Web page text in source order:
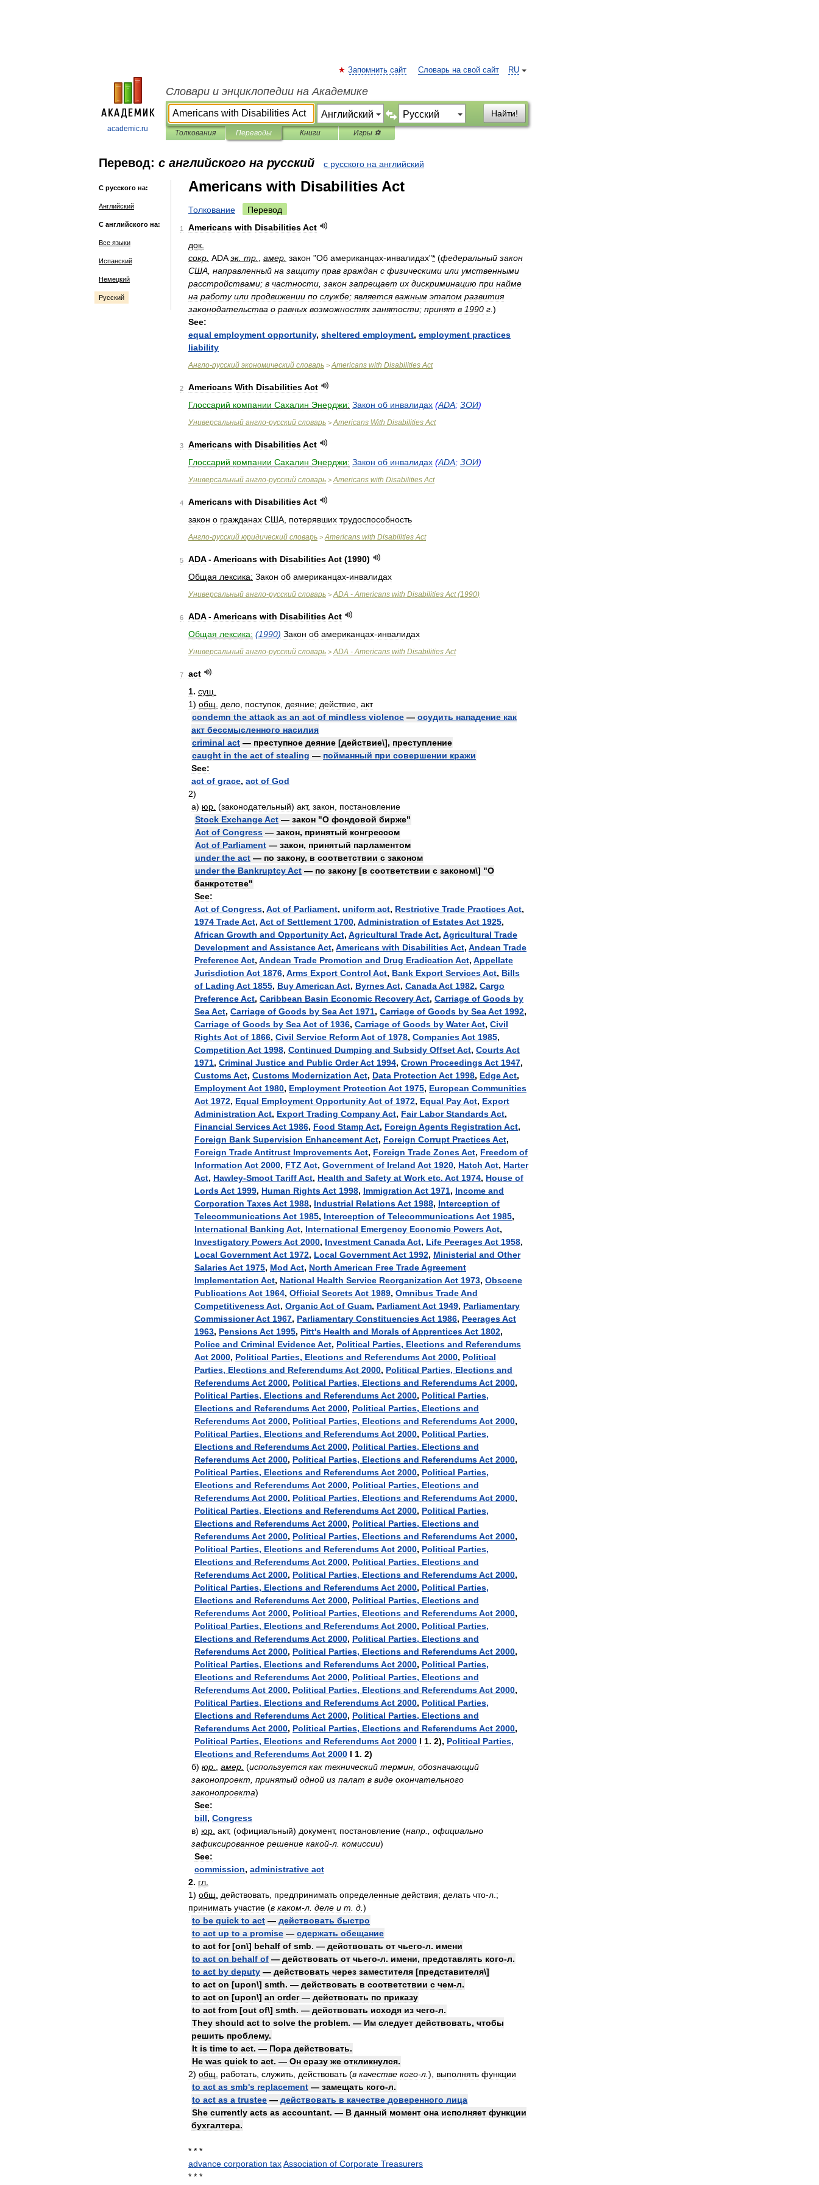
academic.ru
RU
Запомнить сайт Словарь на свой сайт
Словари и энциклопедии на Академике
Найти!
Толкования Переводы Книги Игры ⚽
Перевод: с английского на русский с русского на английский
С русского на:
Английский
С английского на:
Все языки
Испанский
Немецкий
Русский
Americans with Disabilities Act
Толкование Перевод
1 Americans with DisabilitiesAct
док
сокр ADA эк тр амер закон "Об американцах-инвалидах"* (федеральный закон
США направленный на защиту прав граждан с физическими или умственными
расстройствами; в частности закон запрещает их дискриминацию при найме
на работу или продвижении по службе; является важным этапом развития
законодательства о равных возможностях занятости; принят в 1990 г )
See:
equal employment opportunity, sheltered employment, employment practices
liability
Англо-русский экономический словарь > Americans with Disabilities Act
2 Americans With DisabilitiesAct
Глоссарий компании Сахалин Энерджи: Закон об инвалидах (ADA; ЗОИ)
Универсальный англо-русский словарь > Americans With Disabilities Act
3 Americans with DisabilitiesAct
Глоссарий компании Сахалин Энерджи: Закон об инвалидах (ADA; ЗОИ)
Универсальный англо-русский словарь > Americans with Disabilities Act
4 Americans with DisabilitiesAct
закон о гражданах США потерявших трудоспособность
Англо-русский юридический словарь > Americans with Disabilities Act
5 ADA-Americans with DisabilitiesAct (1990)
Общая лексика: Закон об американцах-инвалидах
Универсальный англо-русский словарь > ADA -Americans with Disabilities Act(1990)
6 ADA-Americans with DisabilitiesAct
Общая лексика: (1990) Закон об американцах-инвалидах
Универсальный англо-русский словарь > ADA -Americans with Disabilities Act
7
act
1. сущ
1) общ дело поступок деяние; действие акт
condemn the attack as an act of mindless violence — осудить нападение как
акт бессмысленного насилия
criminal act — преступное деяние [действие\], преступление
caught in the act of stealing — пойманный при совершении кражи
See:
act of grace, act of God
2)
а) юр (законодательный) акт, закон
постановление
Stock ExchangeAct — закон "О фондовой бирже"
Act of Congress — закон, принятый конгрессом
Act of Parliament — закон, принятый парламентом
under the act — по закону, в соответствии с законом
under the BankruptcyAct — по закону [в соответствии с законом\] "О
банкротстве"
See:
Act of Congress, Act of Parliament, uniform act, Restrictive Trade PracticesAct,
1974 TradeAct, Act of Settlement 1700, Administration of EstatesAct 1925,
African Growth and OpportunityAct, Agricultural TradeAct, Agricultural Trade
Development and AssistanceAct, Americans with DisabilitiesAct, Andean Trade
PreferenceAct, Andean Trade Promotion and Drug Eradication Act, Appellate
Jurisdiction Act 1876, Arms Export Control Act, Bank Export ServicesAct, Bills
of Lading Act 1855, BuyAmerican Act, ByrnesAct, CanadaAct 1982, Cargo
PreferenceAct, Caribbean Basin Economic RecoveryAct, Carriage of Goods by
SeaAct, Carriage of Goods by SeaAct 1971, Carriage of Goods by SeaAct 1992,
Carriage of Goods by SeaAct of 1936, Carriage of Goods by WaterAct, Civil
RightsAct of 1866, Civil Service ReformAct of 1978, CompaniesAct 1985,
Competition Act 1998, Continued Dumping and Subsidy OffsetAct, CourtsAct
1971, Criminal Justice and Public OrderAct 1994, Crown ProceedingsAct 1947,
CustomsAct, Customs Modernization Act, Data Protection Act 1998, EdgeAct,
EmploymentAct 1980, Employment Protection Act 1975, European Communities
Act 1972, Equal Employment OpportunityAct of 1972, Equal PayAct, Export
Administration Act, Export Trading CompanyAct, Fair Labor StandardsAct,
Financial ServicesAct 1986, Food Stamp Act, Foreign Agents Registration Act,
Foreign Bank Supervision EnhancementAct, Foreign Corrupt PracticesAct,
Foreign TradeAntitrust ImprovementsAct, Foreign Trade ZonesAct, Freedom of
Information Act 2000, FTZ Act, Government of Ireland Act 1920, Hatch Act, Harter
Act, Hawley-Smoot TariffAct, Health and Safety at Work etc. Act 1974, House of
LordsAct 1999, Human RightsAct 1998, Immigration Act 1971, Income and
Corporation TaxesAct 1988, Industrial RelationsAct 1988, Interception of
TelecommunicationsAct 1985, Interception of TelecommunicationsAct 1985,
International Banking Act, International Emergency Economic PowersAct,
Investigatory PowersAct 2000, Investment CanadaAct, Life PeeragesAct 1958,
Local GovernmentAct 1972, Local GovernmentAct 1992, Ministerial and Other
SalariesAct 1975, Mod Act, North American Free TradeAgreement
Implementation Act, National Health Service Reorganization Act 1973, Obscene
PublicationsAct 1964, Official SecretsAct 1989, Omnibus TradeAnd
CompetitivenessAct, OrganicAct of Guam, ParliamentAct 1949, Parliamentary
CommissionerAct 1967, Parliamentary ConstituenciesAct 1986, PeeragesAct
1963, PensionsAct 1995, Pitt's Health and Morals ofApprenticesAct 1802,
Police and Criminal EvidenceAct, Political Parties, Elections and Referendums
Act 2000, Political Parties, Elections and ReferendumsAct 2000, Political
Parties, Elections and ReferendumsAct 2000, Political Parties, Elections and
ReferendumsAct 2000, Political Parties, Elections and ReferendumsAct 2000,
Political Parties, Elections and ReferendumsAct 2000, Political Parties,
Elections and ReferendumsAct 2000, Political Parties, Elections and
ReferendumsAct 2000, Political Parties, Elections and ReferendumsAct 2000,
Political Parties, Elections and ReferendumsAct 2000, Political Parties,
Elections and ReferendumsAct 2000, Political Parties, Elections and
ReferendumsAct 2000, Political Parties, Elections and ReferendumsAct 2000,
Political Parties, Elections and ReferendumsAct 2000, Political Parties,
Elections and ReferendumsAct 2000, Political Parties, Elections and
ReferendumsAct 2000, Political Parties, Elections and ReferendumsAct 2000,
Political Parties, Elections and ReferendumsAct 2000, Political Parties,
Elections and ReferendumsAct 2000, Political Parties, Elections and
ReferendumsAct 2000, Political Parties, Elections and ReferendumsAct 2000,
Political Parties, Elections and ReferendumsAct 2000, Political Parties,
Elections and ReferendumsAct 2000, Political Parties, Elections and
ReferendumsAct 2000, Political Parties, Elections and ReferendumsAct 2000,
Political Parties, Elections and ReferendumsAct 2000, Political Parties,
Elections and ReferendumsAct 2000, Political Parties, Elections and
ReferendumsAct 2000, Political Parties, Elections and ReferendumsAct 2000,
Political Parties, Elections and ReferendumsAct 2000, Political Parties,
Elections and ReferendumsAct 2000, Political Parties, Elections and
ReferendumsAct 2000, Political Parties, Elections and ReferendumsAct 2000,
Political Parties, Elections and ReferendumsAct 2000, Political Parties,
Elections and ReferendumsAct 2000, Political Parties, Elections and
ReferendumsAct 2000, Political Parties, Elections and ReferendumsAct 2000,
Political Parties, Elections and ReferendumsAct 2000, Political Parties,
Elections and ReferendumsAct 2000, Political Parties, Elections and
ReferendumsAct 2000, Political Parties, Elections and ReferendumsAct 2000,
Political Parties, Elections and ReferendumsAct 2000 I 1. 2), Political Parties,
Elections and ReferendumsAct 2000 I 1. 2)
б) юр амер (используется как технический термин обозначающий
законопроект принятый одной из палат в виде окончательного
законопроекта)
See:
bill, Congress
в) юр акт, (официальный) документ, постановление (напр
официально
зафиксированное решение какой-л комиссии)
See:
commission, administrative act
2. гл
1) общ действовать предпринимать определенные действия; делать что-л .;
принимать участие (в каком-л деле и т д )
to be quick to act — действовать быстро
to act up to a promise — сдержать обещание
to act for[on\] behalf of smb. — действовать от чьего-л. имени
to act on behalf of — действовать от чьего-л. имени, представлять кого-л.
to act by deputy — действовать через заместителя [представителя\]
to act on [upon\] smth. — действовать в соответствии с чем-л.
to act on [upon\] an order— действовать по приказу
to act from [out of\] smth. — действовать исходя из чего-л.
They should act to solve the problem. — Им следует действовать, чтобы
решить проблему.
It is time to act. — Пора действовать.
He was quick to act. — Он сразу же откликнулся.
2) общ работать служить действовать (в качестве кого-л ) выполнять функции
to act as smb's replacement — замещать кого-л.
to act as a trustee — действовать в качестве доверенного лица
She currently acts as accountant. — В данный момент она исполняет функции
бухгалтера.
* * *
advance corporation taxAssociation of Corporate Treasurers
* * *